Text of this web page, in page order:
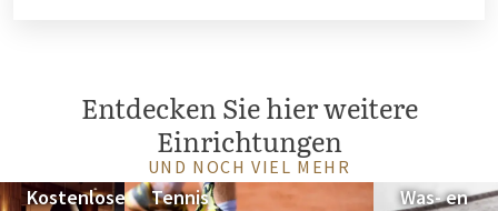
Entdecken Sie hier weitere
Einrichtungen
UND NOCH VIEL MEHR
Kostenloses
Tennis
Was- en